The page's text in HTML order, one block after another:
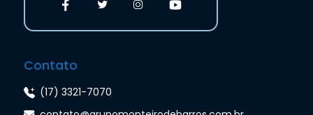
Contato
(17) 3321-7070